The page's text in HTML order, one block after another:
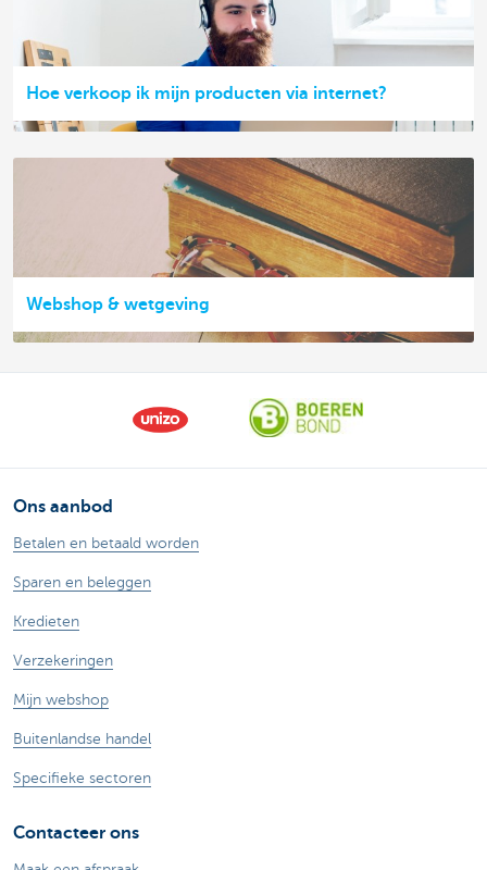
Hoe verkoop ik mijn producten via internet?
Webshop & wetgeving
Ons aanbod
Betalen en betaald worden
Sparen en beleggen
Kredieten
Verzekeringen
Mijn webshop
Buitenlandse handel
Specifieke sectoren
Contacteer ons